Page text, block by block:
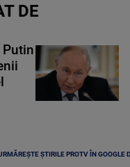
DE
Putin
ȘTIRILE PROTV ÎN GOOGLE